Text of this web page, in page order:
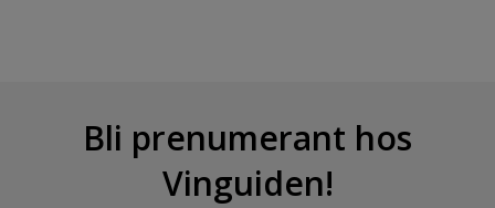
Bli prenumerant hos
Vinguiden!